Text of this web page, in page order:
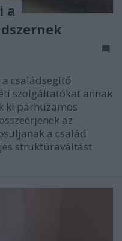
a
családsegítő
szolgáltatókat annak
ki párhuzamos
az
a család
struktúraváltást